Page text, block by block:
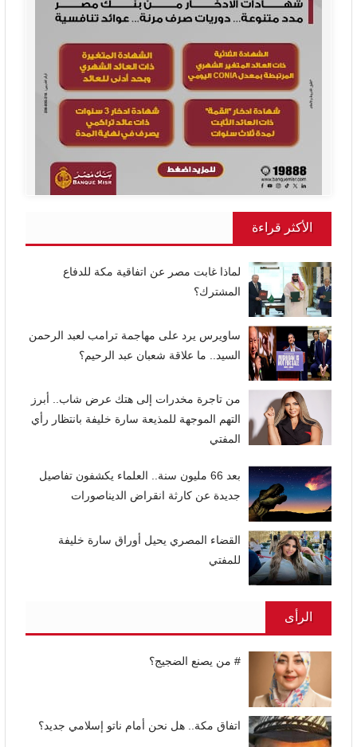
الأكثر قراءة
لماذا غابت مصر عن اتفاقية مكة للدفاع
المشترك؟
ساويرس يرد على مهاجمة ترامب لعبد الرحمن
السيد.. ما علاقة شعبان عبد الرحيم؟
من تاجرة مخدرات إلى هتك عرض شاب.. أبرز
التهم الموجهة للمذيعة سارة خليفة بانتظار رأي
المفتي
بعد 66 مليون سنة.. العلماء يكشفون تفاصيل
جديدة عن كارثة انقراض الديناصورات
القضاء المصري يحيل أوراق سارة خليفة
للمفتي
الرأى
# من يصنع الضجيج؟
اتفاق مكة.. هل نحن أمام ناتو إسلامي جديد؟